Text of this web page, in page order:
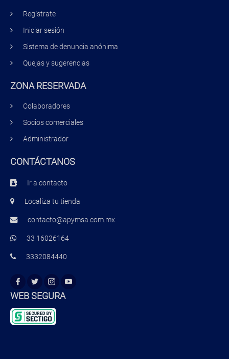
Regístrate
Iniciar sesión
Sistema de denuncia anónima
Quejas y sugerencias
ZONA RESERVADA
Colaboradores
Socios comerciales
Administrador
CONTÁCTANOS
Ir a contacto
Localiza tu tienda
contacto@apymsa.com.mx
33 16026164
3332084440
WEB SEGURA